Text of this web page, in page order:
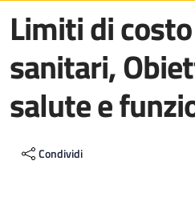
Limiti di
sanitari,
salute e
Contenuto di
Condividi